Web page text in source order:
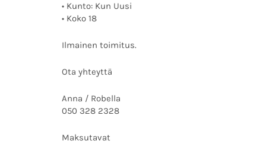
• Kunto: Kun Uusi
• Koko 18
Ilmainen toimitus.
Ota yhteyttä
Anna / Robella
050 328 2328
Maksutavat